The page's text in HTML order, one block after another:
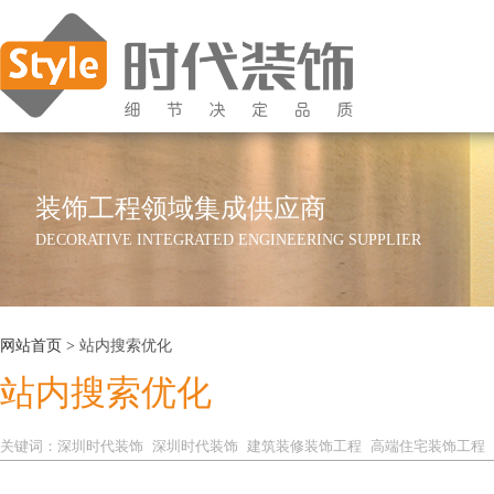
装饰工程领域集成供应商
DECORATIVE INTEGRATED ENGINEERING SUPPLIER
网站首页 > 站内搜索优化
站内搜索优化
关键词： 深圳时代装饰 深圳时代装饰 建筑装修装饰工程 高端住宅装饰工程